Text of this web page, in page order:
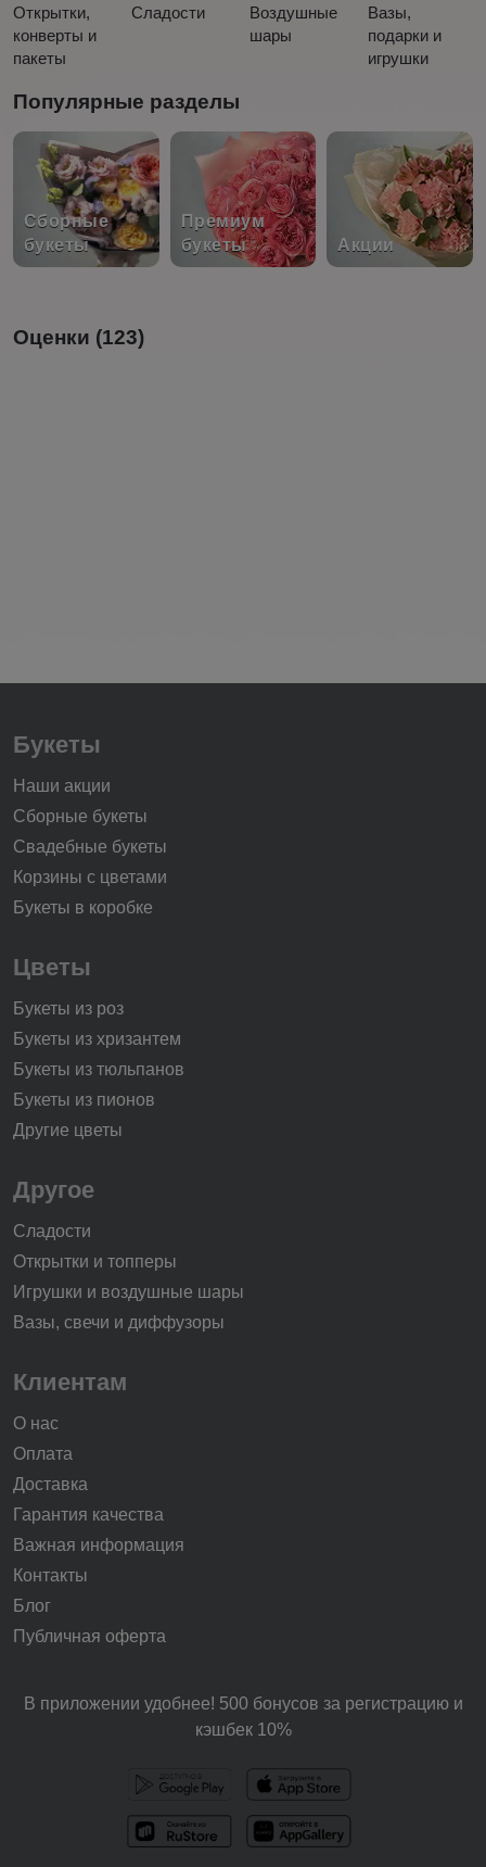
Открытки,
конверты и
пакеты
Сладости
Воздушные
шары
Вазы,
подарки и
игрушки
Популярные разделы
Сборные
букеты
Премиум
букеты
Акции
Оценки (123)
Букеты
Наши акции
Сборные букеты
Свадебные букеты
Корзины с цветами
Букеты в коробке
Цветы
Букеты из роз
Букеты из хризантем
Букеты из тюльпанов
Букеты из пионов
Другие цветы
Другое
Сладости
Открытки и топперы
Игрушки и воздушные шары
Вазы, свечи и диффузоры
Клиентам
О нас
Оплата
Доставка
Гарантия качества
Важная информация
Контакты
Блог
Публичная оферта
В приложении удобнее! 500 бонусов за регистрацию и
кэшбек 10%